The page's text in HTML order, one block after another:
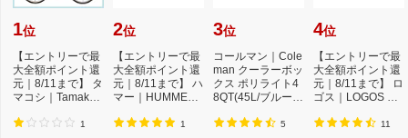
1位
【エントリーで最
大全額ポイント還
元｜8/11まで】 タ
マコシ｜Tamakos
1
2位
【エントリーで最
大全額ポイント還
元｜8/11まで】 ハ
マー｜HUMMER
車 ...
1
3位
コールマン｜Cole
man クーラーボッ
クス ポリライト4
8QT(45L/ブルー)
5
4位
【エントリーで最
大全額ポイント還
元｜8/11まで】 ロ
ゴス｜LOGOS ク
ハ...
11